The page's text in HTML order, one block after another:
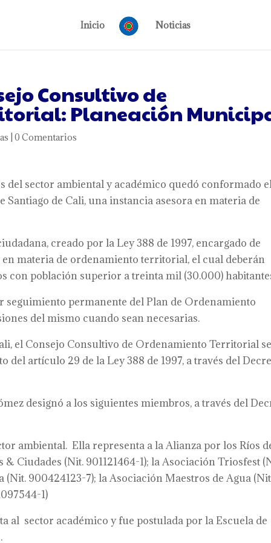
Inicio Noticias
Consultivo de
Planeación
|0 Comentarios
del sector ambiental y académico quedó conformado
de Cali, una instancia asesora en materia de
creado por la Ley 388 de 1997, encargado de
materia de ordenamiento territorial, el cual deberán
con población superior a treinta mil (30.000)
seguimiento permanente del Plan de Ordenamiento
del mismo cuando sean necesarias.
el Consejo Consultivo de Ordenamiento Territorial
artículo 29 de la Ley 388 de 1997, a través del
designó a los siguientes miembros, a través del
ambiental. Ella representa a la Alianza por los Ríos
Ciudades (Nit. 901121464-1); la Asociación Triosfest
900424123-7); la Asociación Maestros de Agua (Nit
1)
al sector académico y fue postulada por la Escuela de